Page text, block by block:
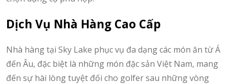
Dịch Vụ Nhà Hàng Cao Cấp
Nhà hàng tại Sky Lake phục vụ đa dạng các món ăn từ Á
đến Âu, đặc biệt là những món đặc sản Việt Nam, mang
đến sự hài lòng tuyệt đối cho golfer sau những vòng